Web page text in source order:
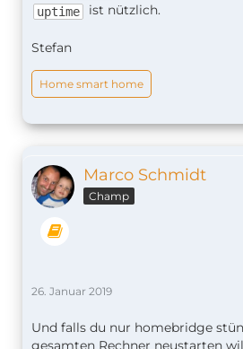
uptime ist nützlich.
Stefan
Home smart home
Marco Schmidt
Champ
26. Januar 2019
Und falls du nur homebridge
gesamten Rechner neustarten